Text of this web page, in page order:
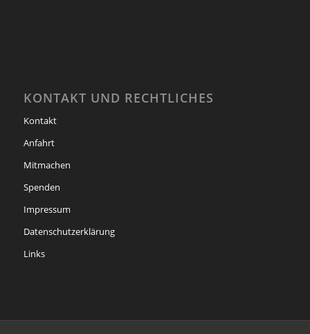
KONTAKT UND RECHTLICHES
Kontakt
Anfahrt
Mitmachen
Spenden
Impressum
Datenschutzerklärung
Links